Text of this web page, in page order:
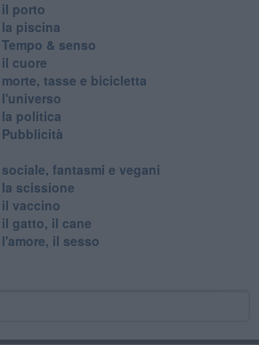
il porto
la piscina
& senso
il cuore
morte, tasse e bicicletta
l'universo
la politica
Pubblicità
sociale, fantasmi e vegani
la scissione
il vaccino
il gatto, il cane
l'amore, il sesso